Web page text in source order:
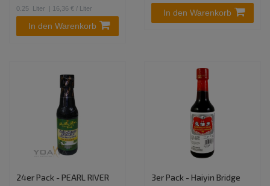
0.25 Liter | 16,36 € / Liter
In den Warenkorb
In den Warenkorb
24er Pack - PEARL RIVER
3er Pack - Haiyin Bridge